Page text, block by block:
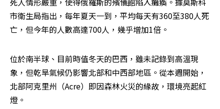
市衛生局指出，每年夏天一到，平均每天有360至380人死
亡，但今年的人數高達700人，幾乎增加1倍。
位於南半球、目前時值冬天的巴西，雖未記錄到高溫現
象，但乾旱氣候仍影響北部和中西部地區。從本週開始，
北部阿克里州（Acre）即因森林火災的緣故，環境亮起紅
燈。